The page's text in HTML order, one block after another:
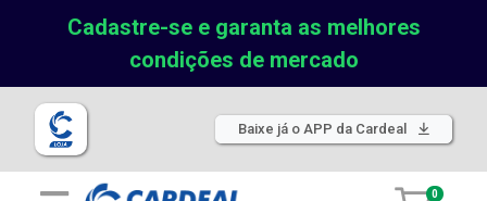
Cadastre-se e garanta as melhores
condições de mercado
Baixe já o APP da Cardeal
0